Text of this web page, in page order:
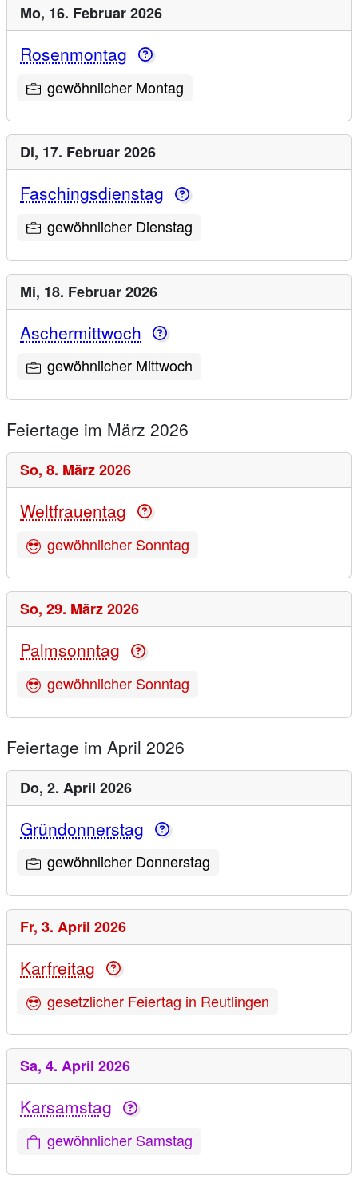
Mo, 16. Februar 2026
Rosenmontag
gewöhnlicher Montag
Di, 17. Februar 2026
Faschingsdienstag
gewöhnlicher Dienstag
Mi, 18. Februar 2026
Aschermittwoch
gewöhnlicher Mittwoch
Feiertage im März 2026
So, 8. März 2026
Weltfrauentag
gewöhnlicher Sonntag
So, 29. März 2026
Palmsonntag
gewöhnlicher Sonntag
Feiertage im April 2026
Do, 2. April 2026
Gründonnerstag
gewöhnlicher Donnerstag
Fr, 3. April 2026
Karfreitag
gesetzlicher Feiertag in Reutlingen
Sa, 4. April 2026
Karsamstag
gewöhnlicher Samstag